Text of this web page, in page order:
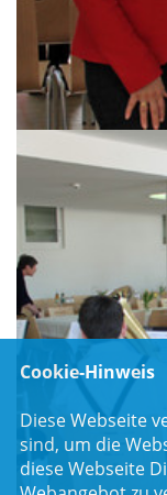
Cookie-Hinweis
Diese Webseite
sind, um die
diese Webseite